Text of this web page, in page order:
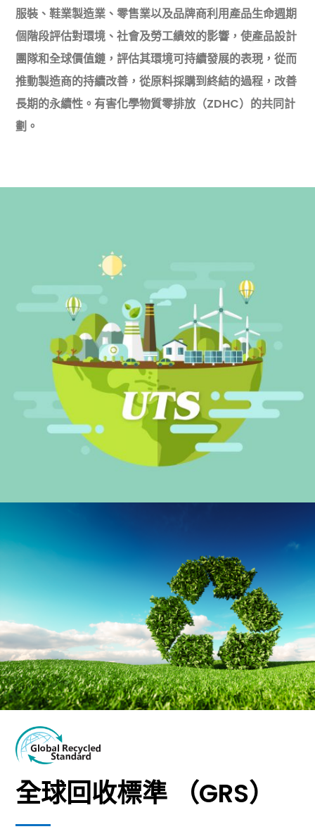
服裝、鞋業製造業、零售業以及品牌商利用產品生命週期
個階段評估對環境、社會及勞工績效的影響，使產品設計
團隊和全球價值鏈，評估其環境可持續發展的表現，從而
推動製造商的持續改善 ，從原料採購到終結的過程，改善
長期的永續性。有害化學物質零排放（ZDHC）的共同計
劃。
全球回收標準 （GRS）